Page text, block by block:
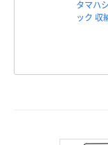
タマハ
ック 収